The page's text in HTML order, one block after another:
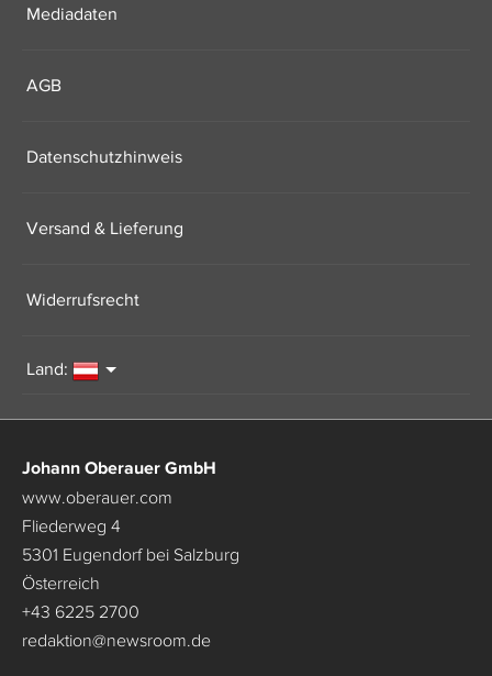
Mediadaten
AGB
Datenschutzhinweis
Versand & Lieferung
Widerrufsrecht
Land:
Johann Oberauer GmbH
www.oberauer.com
Fliederweg 4
5301 Eugendorf bei Salzburg
Österreich
+43 6225 2700
redaktion@newsroom.de